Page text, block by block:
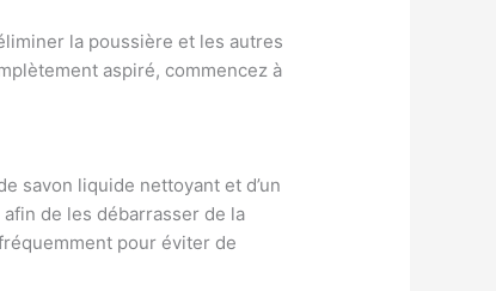
la poussière et les autres
aspiré, commencez à
savon liquide nettoyant et d’un
de les débarrasser de la
pour éviter de